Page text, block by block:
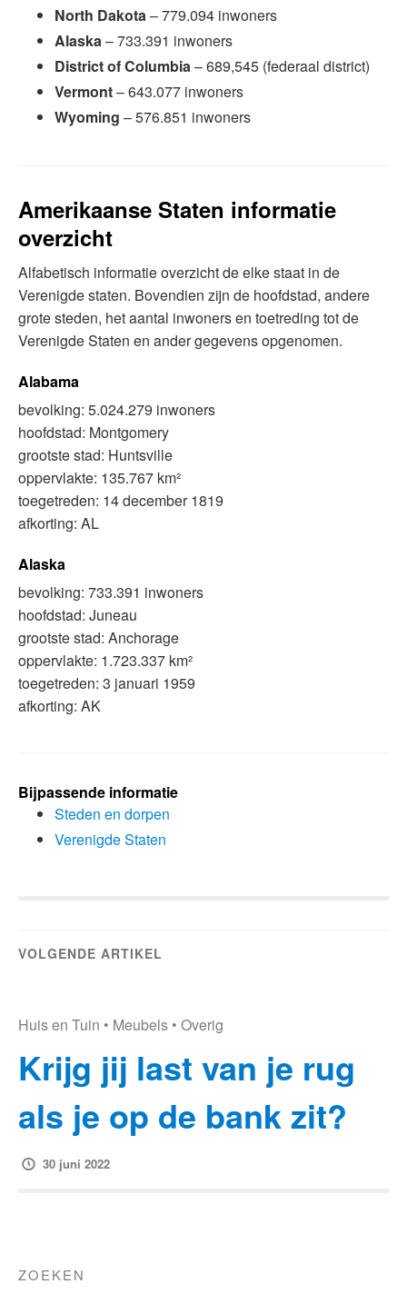
North Dakota– 779.094 inwoners
Alaska– 733.391 inwoners
District of Columbia– 689,545 (federaal district)
Vermont– 643.077 inwoners
Wyoming – 576.851 inwoners
Amerikaanse Staten informatie
overzicht
Alfabetisch informatie overzicht de elke staat in de
Verenigde staten. Bovendien zijn de hoofdstad, andere
grote steden, het aantal inwoners en toetreding tot de
Verenigde Staten en ander gegevens opgenomen.
Alabama
bevolking: 5.024.279 inwoners
hoofdstad: Montgomery
grootste stad: Huntsville
oppervlakte: 135.767 km²
toegetreden: 14 december 1819
afkorting: AL
Alaska
bevolking: 733.391 inwoners
hoofdstad: Juneau
grootste stad: Anchorage
oppervlakte: 1.723.337 km²
toegetreden: 3 januari 1959
afkorting: AK
Bijpassende informatie
Steden en dorpen
Verenigde Staten
VOLGENDE ARTIKEL
Huis en Tuin • Meubels • Overig
Krijg jij last van je rug
als je op de bank zit?
30 juni 2022
ZOEKEN